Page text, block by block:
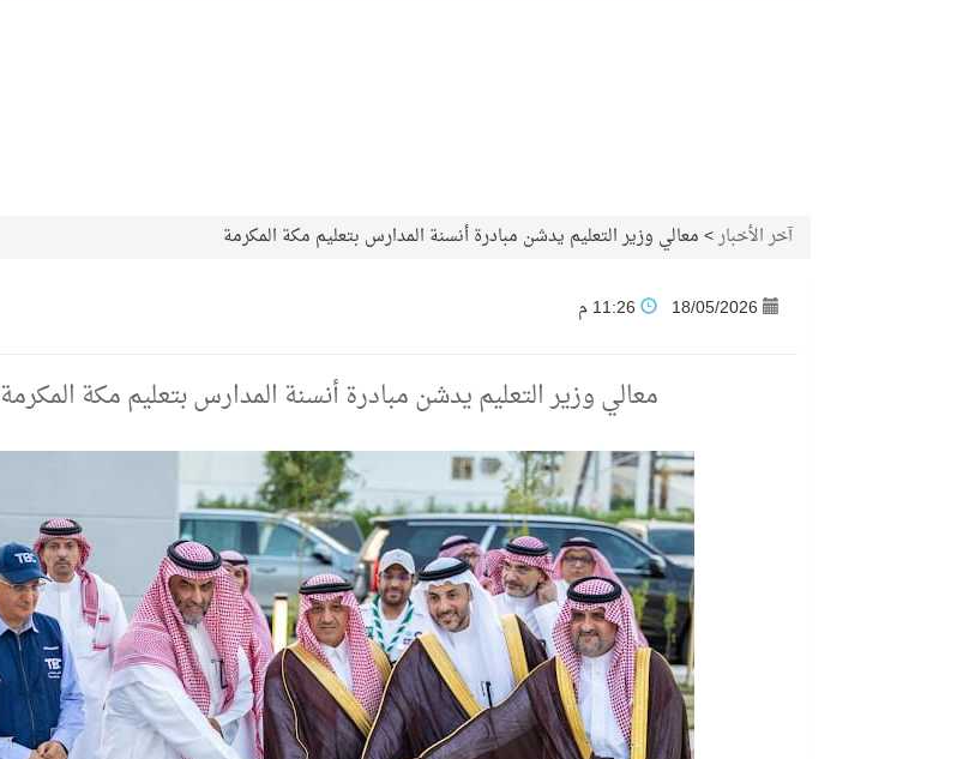
آخر الأخبار>معالي وزير التعليم يدشن مبادرة أنسنة المدارس بتعليم مكة المكرمة
18/05/2026
معالي وزير التعليم يدشن مبادرة أنسنة المدارس بتعليم مكة المكرمة